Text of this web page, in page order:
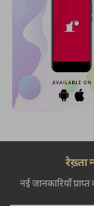
रेख़्ता
नई जानकारियाँ